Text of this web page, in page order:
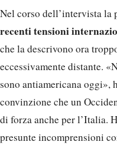
Nel corso dell’intervista la
recenti tensioni
che la descrivono ora
eccessivamente distante.
sono antiamericana oggi»,
convinzione che un
di forza anche per l’Italia.
presunte incomprensioni